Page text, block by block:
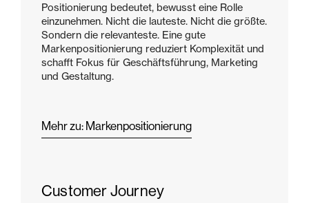
Positionierung bedeutet, bewusst eine Rolle
einzunehmen. Nicht die lauteste. Nicht die größte.
Sondern die relevanteste. Eine gute
Markenpositionierung reduziert Komplexität und
schafft Fokus für Geschäftsführung, Marketing
und Gestaltung.
Mehr zu: Markenpositionierung
Customer Journey